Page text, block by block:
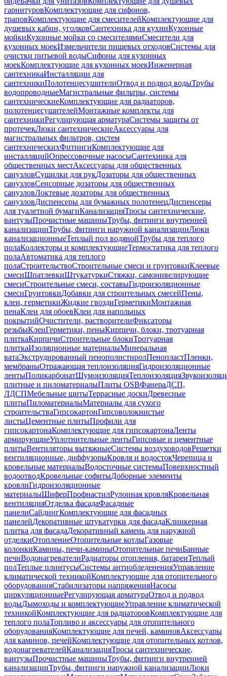
гарнитуровКомплектующие для сифонов,
траповКомплектующие для смесителейКомплектующие для
душевых кабин, уголковСантехника для кухниКухонные
мойкиКухонные мойки со смесителямиСмесители для
кухонных моекИзмельчители пищевых отходовСистемы для
очистки питьевой водыСифоны для кухонных
моекКомплектующие для кухонных моекИнженерная
сантехникаИнсталляции для
сантехникиПолотенцесушителиОтвод и подвод водыТрубы
водопроводныеМагистральные фильтры, системы
сантехническиеКомплектующие для радиаторов,
полотенцесушителейМонтажные комплекты для
сантехникиРегулирующая арматураСистемы защиты от
протечекЛюки сантехническиеАксессуары для
магистральных фильтров, систем
сантехническихФитингиКомплектующие для
инсталляцийОпрессовочные насосыСантехника для
общественных местАксессуары для общественных
санузловСушилки для рукДозаторы для общественных
санузловСенсорные дозаторы для общественных
санузловЛоктевые дозаторы для общественных
санузловДиспенсеры для бумажных полотенецДиспенсеры
для туалетной бумагиКанализацияТросы сантехнические,
вантузыПрочистные машиныТрубы, фитинги внутренней
канализацииТрубы, фитинги наружной канализацииЛюки
канализационныеТеплый пол водянойТрубы для теплого
полаКоллекторы и комплектующиеТермостатика для теплого
полаАвтоматика для теплого
полаСтроительствоСтроительные смеси и грунтовкиКлеевые
смесиШпатлевкиШтукатуркиСтяжки, самонивелирующие
смесиСтроительные смеси, составыГидроизоляционные
смесиГрунтовкиДобавки для строительных смесейПены,
клеи, герметикиЖидкие гвоздиГерметикиМонтажная
пенаКлеи для обоевКлеи для напольных
покрытийОчистители, растворителиФиксаторы
резьбыКлеиГерметики, пеныКирпичи, блоки, тротуарная
плиткаКирпичиСтроительные блокиТротуарная
плиткаИзоляционные материалыМинеральная
ватаЭкструдированный пенополистиролПенопластПленки,
мембраныОтражающая теплоизоляцияГидроизоляционные
лентыПоликарбонатШумоизоляцияТеплоизоляция
плитные и пиломатериалыПлиты OSBФанераДСП,
ЛДСПМебельные щитыТеррасные доскиДревесные
плитыПиломатериалыМатериалы для сухого
строительстваГипсокартонГипсоволокнистые
листыЦементные плитыПрофили для
гипсокартонаКомплектующие для гипсокартонаЛенты
армирующиеУплотнительные лентыГипсовые и цементные
плитыВентиляторы вытяжныеСистемы воздуховодовРешетки
вентиляционные, диффузорыКровля и водостокЧерепица и
кровельные материалыВодосточные системыПоверхностный
водоотводКровельные софитыДоборные элементы
кровлиГидроизоляционные
материалыШиферПрофнастилРулонная кровляКровельная
вентиляцияОтделка фасадаФасадные
панелиСайдингКомплектующие для фасадных
панелейДекоративные штукатурки для фасадаКлинкерная
плитка для фасадаДекоративный камень для наружной
отделкиОтоплениеОтопительные котлыГазовые
колонкиКамины, печи-каминыОтопительные печиБанные
печиВодонагревателиРадиаторы отопления, батареиТеплый
полТеплые плинтусыСистемы антиобледененияУправление
климатической техникойКомплектующие для отопительного
оборудованияСтабилизаторы напряженияНасосы
циркуляционныеРегулирующая арматураОтвод и подвод
водыДымоходы и комплектующиеУправление климатической
техникойКомплектующие для радиаторовКомплектующие для
теплого полаТопливо и аксессуары для отопительного
оборудованияКомплектующие для печей, каминовАксессуары
для каминов, печейКомплектующие для отопительных котлов,
водонагревателейКанализацияТросы сантехнические,
вантузыПрочистные машиныТрубы, фитинги внутренней
канализацииТрубы, фитинги наружной канализацииЛюки